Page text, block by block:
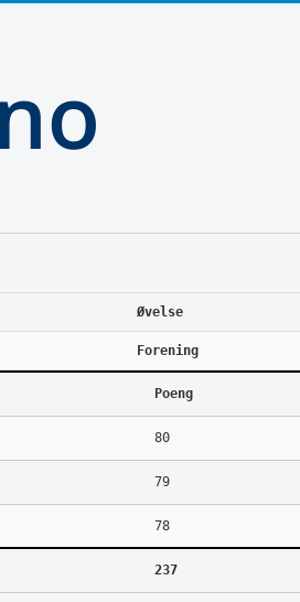
Øvelse
Forening
Poeng
80
79
78
237